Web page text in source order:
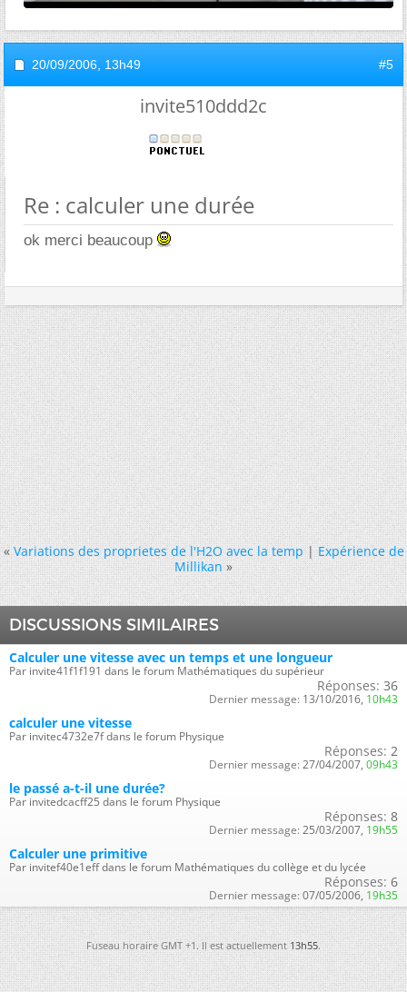
20/09/2006, 13h49 #5
invite510ddd2c
Re : calculer une durée
ok merci beaucoup
« Variations des proprietes de l'H2O avec la temp|Expérience de
Millikan »
DISCUSSIONS SIMILAIRES
Calculer une vitesse avec un temps et une longueur
Par invite41f1f191 dans le forum Mathématiques du supérieur
Réponses: 36
Dernier message: 13/10/2016, 10h43
calculer une vitesse
Par invitec4732e7f dans le forum Physique
Réponses: 2
Dernier message: 27/04/2007, 09h43
le passé a-t-il une durée?
Par invitedcacff25 dans le forum Physique
Réponses: 8
Dernier message: 25/03/2007, 19h55
Calculer une primitive
Par invitef40e1eff dans le forum Mathématiques du collège et du lycée
Réponses: 6
Dernier message: 07/05/2006, 19h35
Fuseau horaire GMT +1. Il est actuellement13h55.